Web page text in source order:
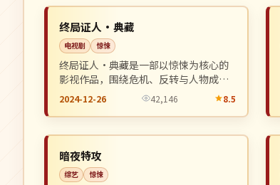
美国
终局证人·典藏
电视剧 惊悚
终局证人·典藏是一部以惊悚为核心的
影视作品，围绕危机、反转与人物成长
展开，整体节奏紧凑，值得推荐观看。
2024-12-26 42,146 8.5
美国
暗夜特攻
综艺 惊悚